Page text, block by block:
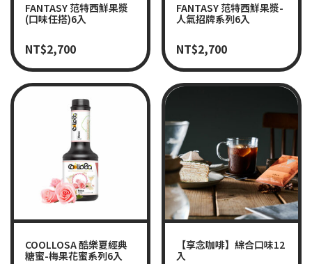
FANTASY 范特西鮮果漿
(口味任搭)6入
NT$2,700
FANTASY 范特西鮮果漿-
人氣招牌系列6入
NT$2,700
COOLLOSA 酷樂夏經典
糖蜜-梅果花蜜系列6入
【享念咖啡】綜合口味12
入